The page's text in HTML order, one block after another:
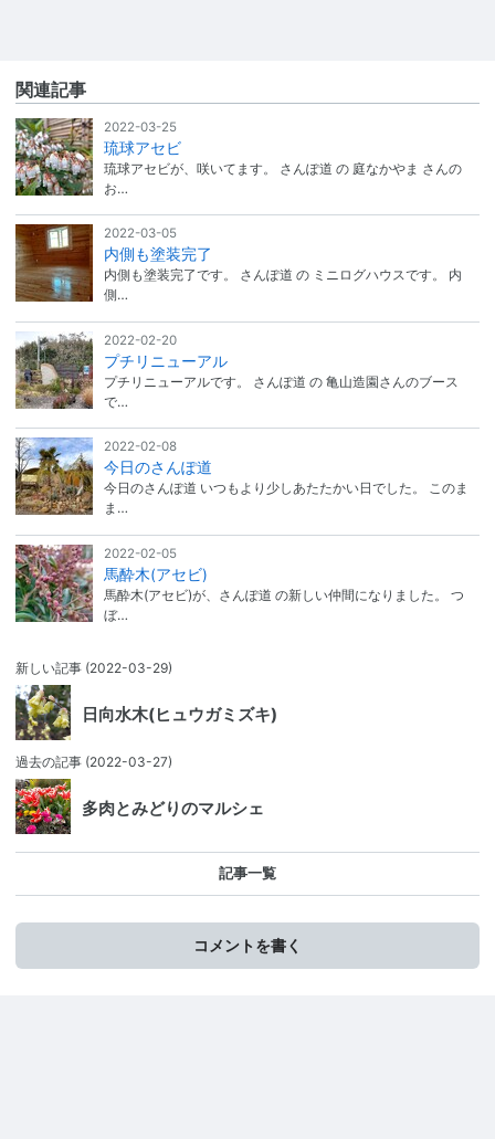
関連記事
2022-03-25
琉球アセビ
琉球アセビが、咲いてます。 さんぽ道 の 庭なかやま さんの
お…
2022-03-05
内側も塗装完了
内側も塗装完了です。 さんぽ道 の ミニログハウスです。 内
側…
2022-02-20
プチリニューアル
プチリニューアルです。 さんぽ道 の 亀山造園さんのブース
で…
2022-02-08
今日のさんぽ道
今日のさんぽ道 いつもより少しあたたかい日でした。 このま
ま…
2022-02-05
馬酔木(アセビ)
馬酔木(アセビ)が、さんぽ道 の新しい仲間になりました。 つ
ぼ…
新しい記事 (2022-03-29)
日向水木(ヒュウガミズキ)
過去の記事 (2022-03-27)
多肉とみどりのマルシェ
記事一覧
コメントを書く